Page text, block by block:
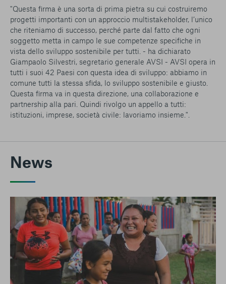
"Questa firma è una sorta di prima pietra su cui costruiremo
progetti importanti con un approccio multistakeholder, l’unico
che riteniamo di successo, perché parte dal fatto che ogni
soggetto metta in campo le sue competenze specifiche in
vista dello sviluppo sostenibile per tutti. - ha dichiarato
Giampaolo Silvestri, segretario generale AVSI - AVSI opera in
tutti i suoi 42 Paesi con questa idea di sviluppo: abbiamo in
comune tutti la stessa sfida, lo sviluppo sostenibile e giusto.
Questa firma va in questa direzione, una collaborazione e
partnership alla pari. Quindi rivolgo un appello a tutti:
istituzioni, imprese, società civile: lavoriamo insieme.".
News